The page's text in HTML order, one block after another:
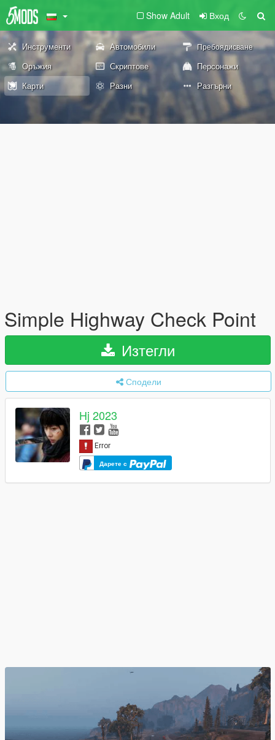
Show Adult Вход
Инструменти Автомобили Пребоядисване
Оръжия Скриптове
Персонажи
Карти
Разни Разгърни
Simple Highway Check Point
Изтегли
Сподели
Hj 2023
Дарете с